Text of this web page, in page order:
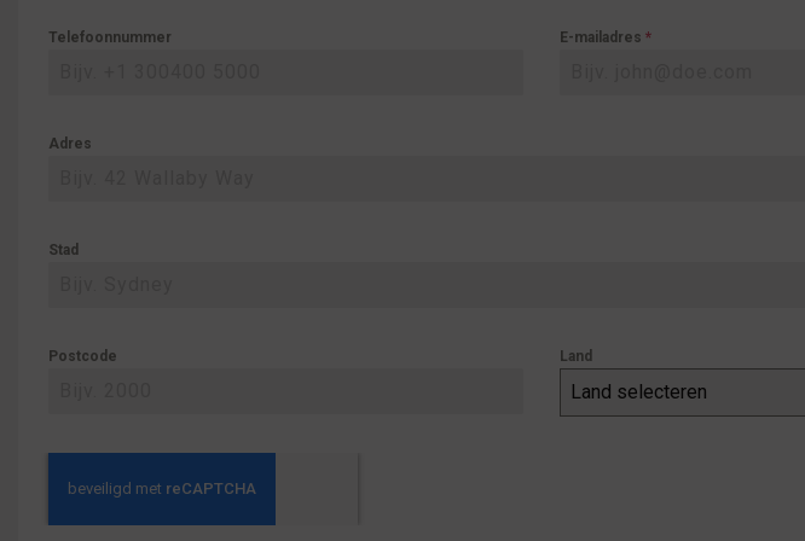
Telefoonnummer E-mailadres *
Adres
Stad
Postcode Land
Land selecteren